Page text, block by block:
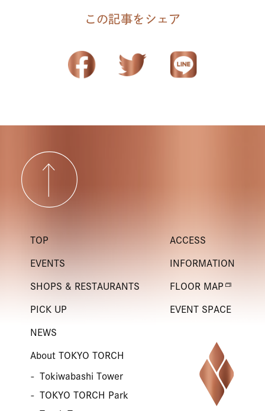
この記事をシェア
TOP
EVENTS
SHOPS & RESTAURANTS
PICK UP
NEWS
About TOKYO TORCH
Tokiwabashi Tower
TOKYO TORCH Park
ACCESS
INFORMATION
FLOOR MAP
EVENT SPACE